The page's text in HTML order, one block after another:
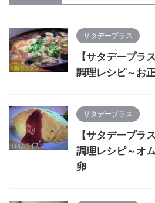
サタデープラス
【サタデープラ
調理レシピ～お
サタデープラス
【サタデープラ
調理レシピ～オ
卵